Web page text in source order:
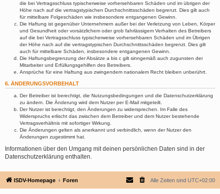
die bei Vertragsschluss typischerweise vorhersehbaren Schäden und im übrigen der
Höhe nach auf die vertragstypischen Durchschnittsschäden begrenzt. Dies gilt auch
für mittelbare Folgeschäden wie insbesondere entgangenen Gewinn.
Die Haftung ist gegenüber Unternehmern außer bei der Verletzung von Leben, Körper
und Gesundheit oder vorsätzlichem oder grob fahrlässigem Verhalten des Betreibers
auf die bei Vertragsschluss typischerweise vorhersehbaren Schäden und im Übrigen
der Höhe nach auf die vertragstypischen Durchschnittsschäden begrenzt. Dies gilt
auch für mittelbare Schäden, insbesondere entgangenen Gewinn.
Die Haftungsbegrenzung der Absätze a bis c gilt sinngemäß auch zugunsten der
Mitarbeiter und Erfüllungsgehilfen des Betreibers.
Ansprüche für eine Haftung aus zwingendem nationalem Recht bleiben unberührt.
6. ÄNDERUNGSVORBEHALT
Der Betreiber ist berechtigt, die Nutzungsbedingungen und die Datenschutzerklärung
zu ändern. Die Änderung wird dem Nutzer per E-Mail mitgeteilt.
Der Nutzer ist berechtigt, den Änderungen zu widersprechen. Im Falle des
Widerspruchs erlischt das zwischen dem Betreiber und dem Nutzer bestehende
Vertragsverhältnis mit sofortiger Wirkung.
Die Änderungen gelten als anerkannt und verbindlich, wenn der Nutzer den
Änderungen zugestimmt hat.
Informationen über den Umgang mit deinen persönlichen Daten sind in der
Datenschutzerklärung enthalten.
ISDV-Homepage Foren Alle Zeiten sind UTC+02:00